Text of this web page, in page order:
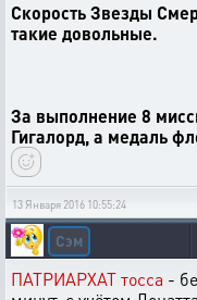
Скорость Звезды
такие довольные.
За выполнение 8
Гигалорд, а медаль
13 Января 2016 10:55:24
Сэм
ПАТРИАРХАТ тосса -